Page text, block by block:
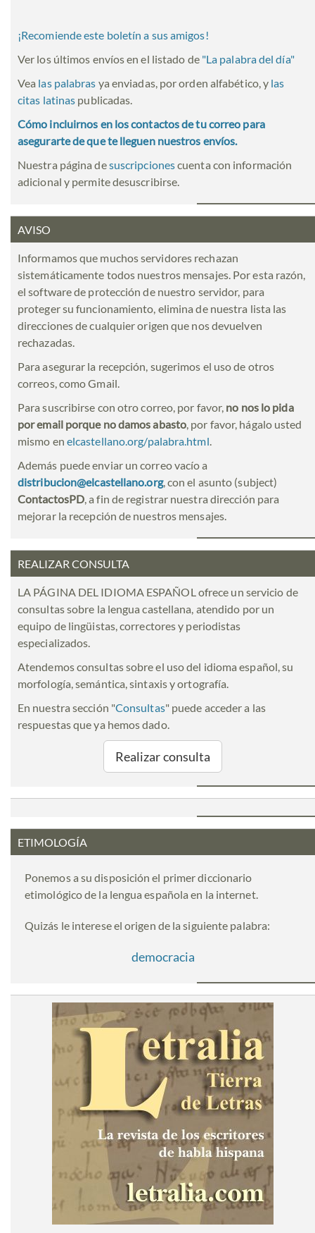
¡Recomiende este boletín a sus amigos!
Ver los últimos envíos en el listado de "La palabra del día"
Vea las palabras ya enviadas, por orden alfabético, y las
citas latinas publicadas.
Cómo incluirnos en los contactos de tu correo para
asegurarte de que te lleguen nuestros envíos.
Nuestra página desuscripcionescuenta con información
adicional y permite desuscribirse.
AVISO
Informamos que muchos servidores rechazan
sistemáticamente todos nuestros mensajes. Por esta razón,
el software de protección de nuestro servidor, para
proteger su funcionamiento, elimina de nuestra lista las
direcciones de cualquier origen que nos devuelven
rechazadas.
Para asegurar la recepción, sugerimos el uso de otros
correos, como Gmail.
Para suscribirse con otro correo, por favor, no nos lo pida
por email porque no damos abasto, por favor, hágalo usted
mismo en elcastellano.org/palabra.html.
Además puede enviar un correo vacío a
distribucion@elcastellano.org, con el asunto (subject)
ContactosPD, a fin de registrar nuestra dirección para
mejorar la recepción de nuestros mensajes.
REALIZAR CONSULTA
LA PÁGINA DEL IDIOMA ESPAÑOL ofrece un servicio de
consultas sobre la lengua castellana, atendido por un
equipo de lingüistas, correctores y periodistas
especializados.
Atendemos consultas sobre el uso del idioma español, su
morfología, semántica, sintaxis y ortografía.
En nuestra sección "Consultas" puede acceder a las
respuestas que ya hemos dado.
Realizar consulta
ETIMOLOGÍA
Ponemos a su disposición el primer diccionario
etimológico de la lengua española en la internet.
Quizás le interese el origen de la siguiente palabra:
democracia